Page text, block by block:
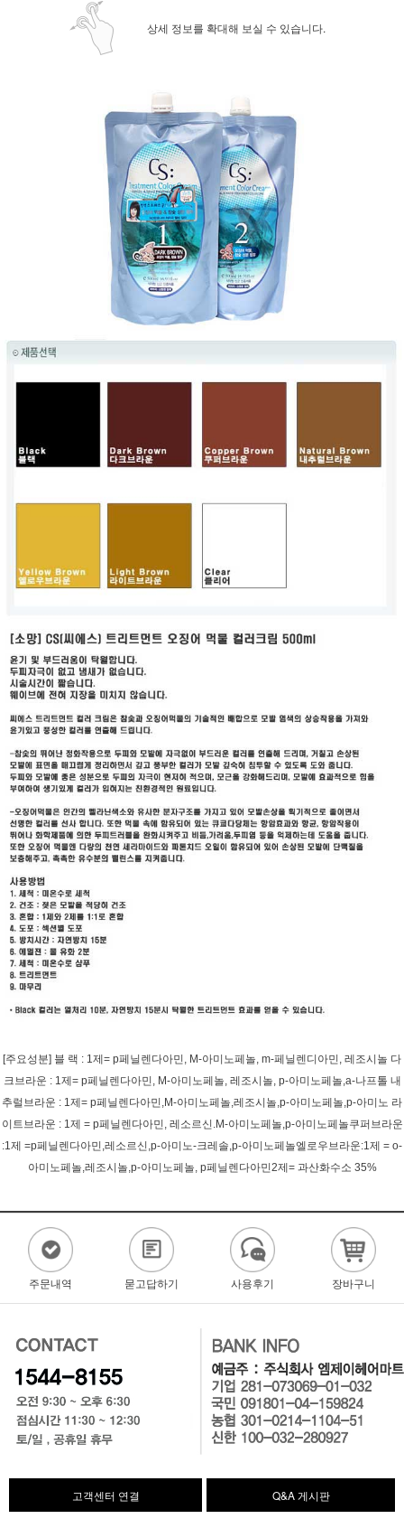
상세 정보를 확대해 보실 수 있습니다.
[주요성분] 블 랙 : 1제= p페닐렌다아민, M-아미노페놀, m-페닐렌디아민, 레조시놀 다
크브라운 : 1제= p페닐렌다아민, M-아미노페놀, 레조시놀, p-아미노페놀,a-나프톨 내
추럴브라운 : 1제= p페닐렌다아민,M-아미노페놀,레조시놀,p-아미노페놀,p-아미노 라
이트브라운 : 1제 = p페닐렌다아민, 레소르신.M-아미노페놀,p-아미노페놀쿠퍼브라운
:1제 =p페닐렌다아민,레소르신,p-아미노-크레솔,p-아미노페놀엘로우브라운:1제 = o-
아미노페놀,레조시놀,p-아미노페놀, p페닐렌다아민2제= 과산화수소 35%
주문내역 묻고답하기 사용후기 장바구니
고객센터 연결 Q&A 게시판